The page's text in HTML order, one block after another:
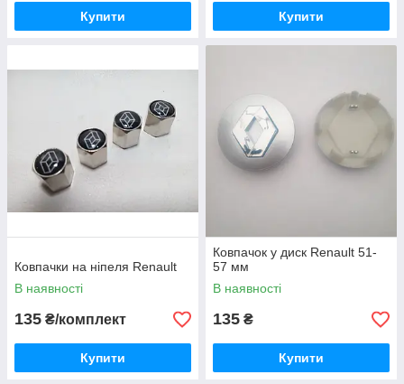
Купити Купити
Ковпачки на ніпеля Renault
В наявності
135 ₴/комплект
Купити
Ковпачок у диск Renault 51-
57 мм
В наявності
135 ₴
Купити